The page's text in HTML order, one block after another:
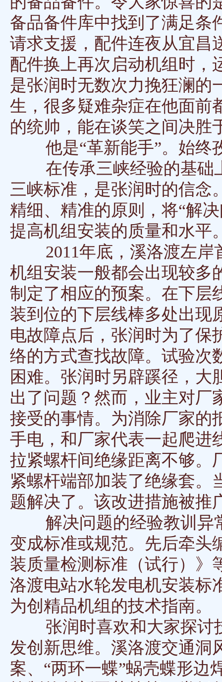
备品备件库中找到了满足条
请求支援，配件连夜从宜昌
配件换上再次启动机组时，
是张润时无数次力挽狂澜的
生，很多疑难杂症在他面前
的统帅，能在谈笑之间决胜
他是“革新能手”。始终
在传承三峡经验的基础
三峡标准，是张润时的信念
精细、精准的原则，将“解
提高机组安装的质量和水平
2011年底，溪洛渡左岸
机组安装一般都会出现较多
制定了相应的预案。在下层
装到位的下层线棒多处出现
电故障点后，张润时为了保
络的方式查找故障。试验次
困难。张润时另辟蹊径，大
出了问题？然而，业主对厂
接受的事情。为消除厂家的
手电，和厂家代表一起爬进
拉紧螺杆间绝缘距离不够。
紧螺杆端部加装了绝缘套。
题解决了。该改进措施被推
解决问题的经验教训异
变成标准或规范。先后牵头
装质量检测标准（试行）》
洛渡电站水轮发电机安装标
为创精品机组的技术指南。
张润时喜欢和大家探讨
发创新思维。溪洛渡交通洞
案、“两环一蝶”蜗壳蝶形边